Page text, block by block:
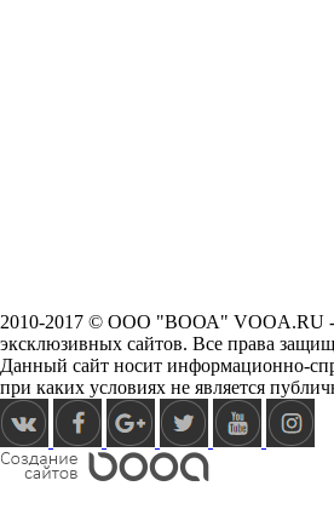
2010-2017 © ООО "ВООА" VOOA.RU -
эксклюзивных сайтов. Все права
Данный сайт носит информационно-
при каких условиях не является